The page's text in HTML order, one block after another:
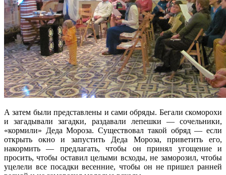
А затем были представлены и сами обряды. Бегали скоморохи
и загадывали загадки, раздавали лепешки — сочельники,
«кормили» Деда Мороза. Существовал такой обряд — если
открыть окно и запустить Деда Мороза, приветить его,
накормить — предлагать, чтобы он принял угощение и
просить, чтобы оставил целыми всходы, не заморозил, чтобы
уцелели все посадки весенние, чтобы он не пришел ранней